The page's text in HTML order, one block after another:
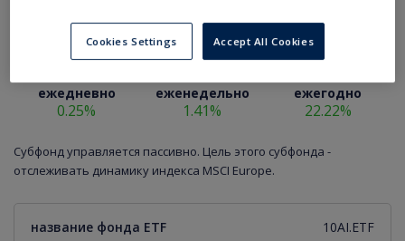
ежедневно
0.25%
еженедельно
1.41%
ежегодно
22.22%
Субфонд управляется пассивно. Цель этого субфонда -
отслеживать динамику индекса MSCI Europe.
название фонда ETF
10AI.ETF
Cookies Settings Accept All Cookies